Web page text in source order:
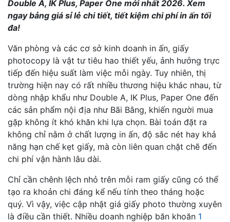
Double A, IK Plus, Paper One mới nhất 2026. Xem
ngay bảng giá sỉ lẻ chi tiết, tiết kiệm chi phí in ấn tối
đa!
Văn phòng và các cơ sở kinh doanh in ấn, giấy
photocopy là vật tư tiêu hao thiết yếu, ảnh hưởng trực
tiếp đến hiệu suất làm việc mỗi ngày. Tuy nhiên, thị
trường hiện nay có rất nhiều thương hiệu khác nhau, từ
dòng nhập khẩu như Double A, IK Plus, Paper One đến
các sản phẩm nội địa như Bãi Bằng, khiến người mua
gặp không ít khó khăn khi lựa chọn. Bài toán đặt ra
không chỉ nằm ở chất lượng in ấn, độ sắc nét hay khả
năng hạn chế kẹt giấy, mà còn liên quan chặt chẽ đến
chi phí vận hành lâu dài.
Chỉ cần chênh lệch nhỏ trên mỗi ram giấy cũng có thể
tạo ra khoản chi đáng kể nếu tính theo tháng hoặc
quý. Vì vậy, việc cập nhật giá giấy photo thường xuyên
là điều cần thiết. Nhiều doanh nghiệp băn khoăn 1